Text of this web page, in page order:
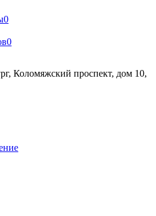
0
0
Коломяжский проспект, дом 10,